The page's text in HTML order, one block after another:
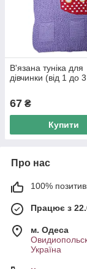
В'язана туніка для
дівчинки (від 1 до
67 ₴
Купити
Про нас
100%
Працює з
м. Одеса
Україна